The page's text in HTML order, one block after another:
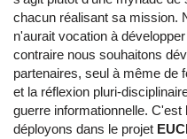
chacun réalisant sa mission.
n'aurait vocation à
contraire nous souhaitons
partenaires, seul à même de
et la réflexion pluri-
guerre informationnelle. C'est
déployons dans le projet